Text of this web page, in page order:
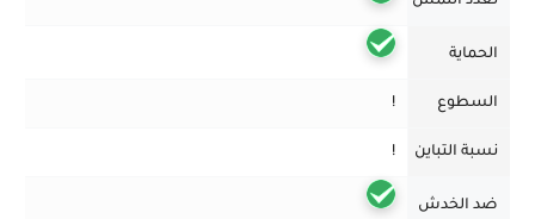
الحماية
السطوع !
نسبة التباين !
ضد الخدش